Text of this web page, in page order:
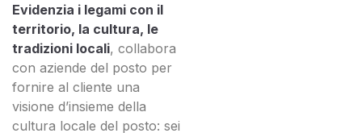
Evidenzia i legami con il
territorio, la cultura, le
tradizioni locali, collabora
con aziende del posto per
fornire al cliente una
visione d’insieme della
cultura locale del posto: sei